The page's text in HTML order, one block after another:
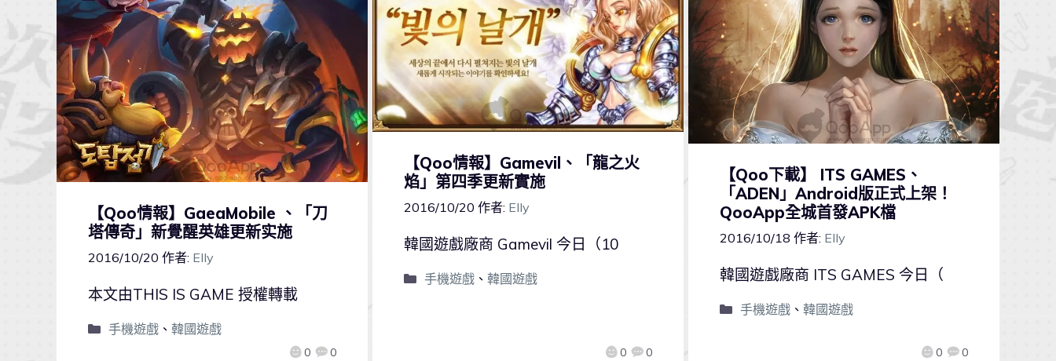
【Qoo情報】GaeaMobile 、「刀
塔傳奇」新覺醒英雄更新实施
2016/10/20 作者: Elly
0 0
本文由THIS IS GAME 授權轉載
手機遊戲、 韓國遊戲
【Qoo情報】Gamevil、「龍之火
焰」第四季更新實施
2016/10/20 作者: Elly
0 0
韓國遊戲廠商 Gamevil 今日（10
手機遊戲、 韓國遊戲
【Qoo下載】 ITS GAMES、
「ADEN」Android版正式上架！
QooApp全城首發APK檔
2016/10/18 作者: Elly
0 0
韓國遊戲廠商 ITS GAMES 今日（
手機遊戲、 韓國遊戲